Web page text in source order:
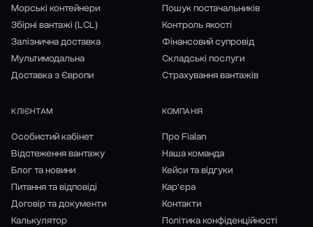
Морські контейнери
Збірні вантажі (LCL)
Залізнична доставка
Мультимодальна
Доставка з Європи
Пошук постачальників
Контроль якості
Фінансовий супровід
Складські послуги
Страхування вантажів
КЛІЄНТАМ
Особистий кабінет
Відстеження вантажу
Блог та новини
Питання та відповіді
Договір та документи
Калькулятор
КОМПАНІЯ
Про Fialan
Наша команда
Кейси та відгуки
Кар'єра
Контакти
Політика конфіденційності